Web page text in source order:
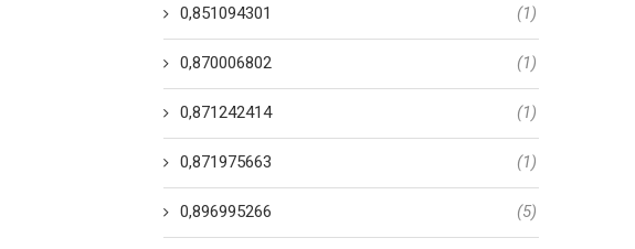
0,851094301 (1)
0,870006802 (1)
0,871242414 (1)
0,871975663 (1)
0,896995266 (5)